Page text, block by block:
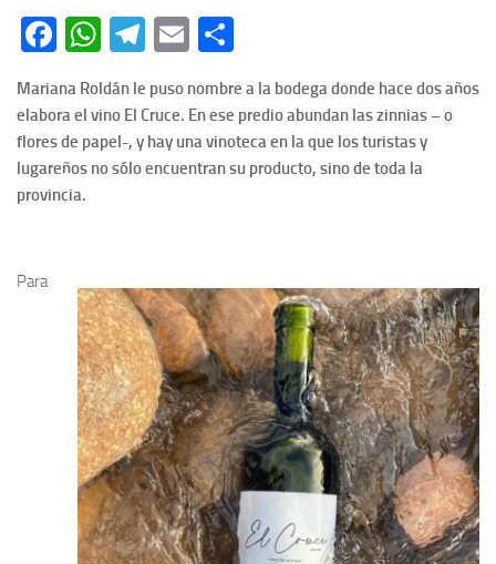
Facebook
WhatsApp
Telegram
Email
Mariana Roldán le puso nombre a la bodega donde hace dos años
elabora el vino El Cruce. En ese predio abundan las zinnias – o
flores de papel-, y hay una vinoteca en la que los turistas y
lugareños no sólo encuentran su producto, sino de toda la
provincia.
Para